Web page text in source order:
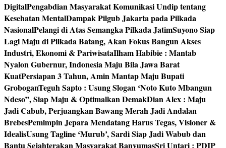
DigitalPengabdian Masyarakat Komunikasi Undip tentang
Kesehatan MentalDampak Pilgub Jakarta pada Pilkada
NasionalPelangi di Atas Semangka Pilkada JatimSuyono Siap
Lagi Maju di Pilkada Batang, Akan Fokus Bangun Akses
Industri, Ekonomi & PariwisataIlham Habibie : Mantab
Nyalon Gubernur, Indonesia Maju Bila Jawa Barat
KuatPersiapan 3 Tahun, Amin Mantap Maju Bupati
GroboganTeguh Sapto : Usung Slogan ‘Noto Kuto Mbangun
Ndeso”, Siap Maju & Optimalkan DemakDian Alex : Maju
Jadi Cabub, Perjuangkan Bawang Merah Jadi Andalan
BrebesPemimpin Jepara Mendatang Harus Tegas, Visioner &
IdealisUsung Tagline ‘Murub’, Sardi Siap Jadi Wabub dan
Bantu Sejahterakan Masyarakat BanyumasSri Untari : PDIP